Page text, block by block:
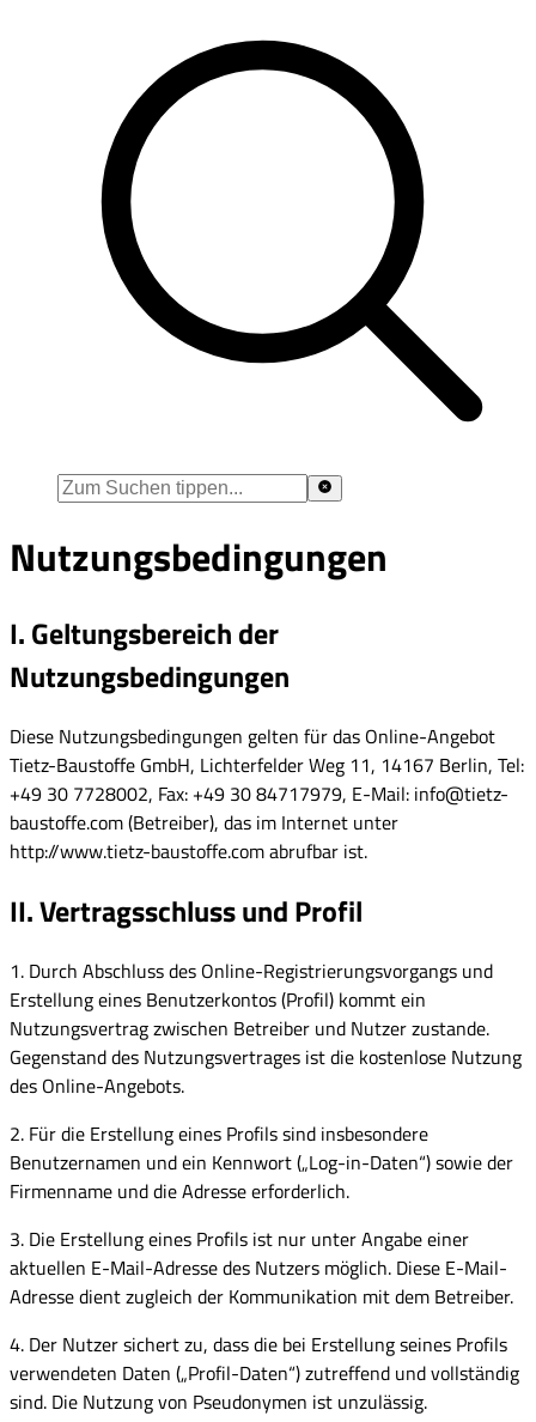
Nutzungsbedingungen
I. Geltungsbereich der
Nutzungsbedingungen
Diese Nutzungsbedingungen gelten für das Online-Angebot
Tietz-Baustoffe GmbH, Lichterfelder Weg 11, 14167 Berlin, Tel:
+49 30 7728002, Fax: +49 30 84717979, E-Mail: info@tietz-
baustoffe.com (Betreiber), das im Internet unter
http://www.tietz-baustoffe.com abrufbar ist.
II. Vertragsschluss und Profil
1. Durch Abschluss des Online-Registrierungsvorgangs und
Erstellung eines Benutzerkontos (Profil) kommt ein
Nutzungsvertrag zwischen Betreiber und Nutzer zustande.
Gegenstand des Nutzungsvertrages ist die kostenlose Nutzung
des Online-Angebots.
2. Für die Erstellung eines Profils sind insbesondere
Benutzernamen und ein Kennwort („Log-in-Daten“) sowie der
Firmenname und die Adresse erforderlich.
3. Die Erstellung eines Profils ist nur unter Angabe einer
aktuellen E-Mail-Adresse des Nutzers möglich. Diese E-Mail-
Adresse dient zugleich der Kommunikation mit dem Betreiber.
4. Der Nutzer sichert zu, dass die bei Erstellung seines Profils
verwendeten Daten („Profil-Daten“) zutreffend und vollständig
sind. Die Nutzung von Pseudonymen ist unzulässig.